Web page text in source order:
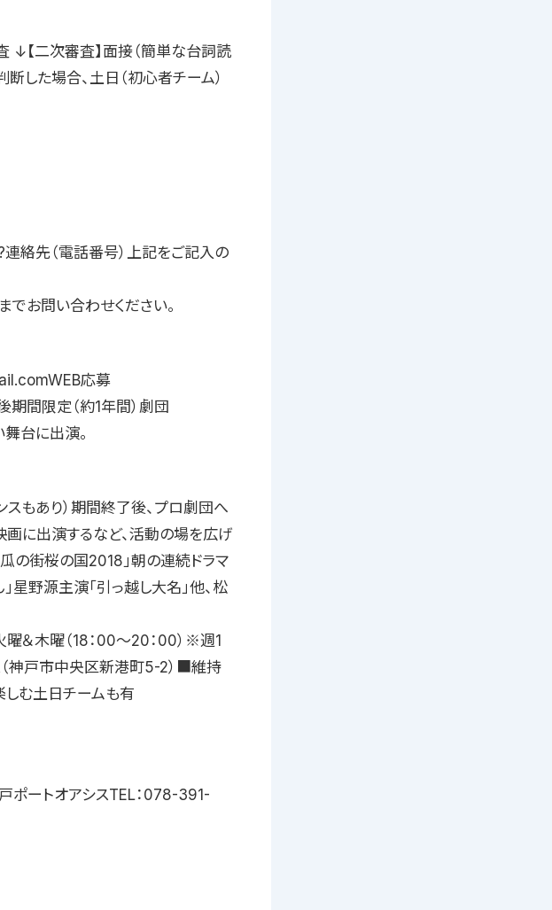
↓【二次審査】面接（簡単な台詞読
した場合、土日（初心者チーム）
絡先（電話番号）上記をご記入の
でお問い合わせください。
応募
限定（約1年間）劇団
台に出演。
スもあり）期間終了後、プロ劇団へ
に出演するなど、活動の場を広げ
の街桜の国2018」朝の連続ドラマ
」星野源主演「引っ越し大名」他、松
木曜（18：00〜20：00）※週1
神戸市中央区新港町5-2）■維持
む土日チームも有
ポートオアシスTEL：078-391-